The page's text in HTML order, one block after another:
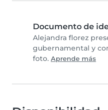
Documento de
Alejandra florez
gubernamental y
foto. Aprende más